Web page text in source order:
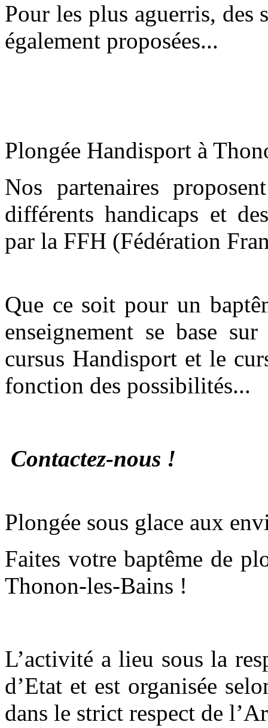
Pour les plus aguerris, des
également proposées...
Plongée Handisport à
Nos partenaires
différents handicaps et
par la FFH (Fédération
Que ce soit pour un
enseignement se base
cursus Handisport et le
fonction des possibilités...
Contactez-nous !
Plongée sous glace aux
Faites votre baptême de
Thonon-les-Bains !
L’activité a lieu sous la
d’Etat et est organisée
dans le strict respect de